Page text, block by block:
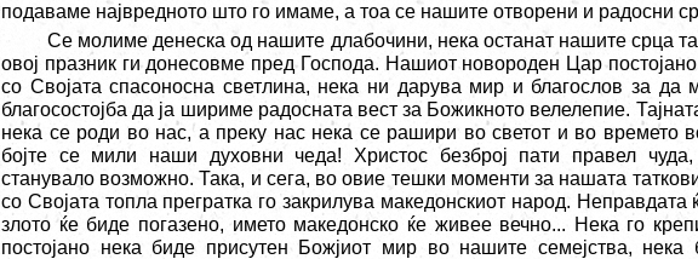
подаваме највредното што го имаме, а тоа се нашите отворени и радосни
Се молиме денеска од нашите длабочини, нека останат нашите срца
овој празник ги донесовме пред Господа. Нашиот новороден Цар
со Својата спасоносна светлина, нека ни дарува мир и благослов за да
благосостојба да ја шириме радосната вест за Божикното велелепие.
нека се роди во нас, а преку нас нека се рашири во светот и во времето
бојте се мили наши духовни чеда! Христос безброј пати правел
станувало возможно. Така, и сега, во овие тешки моменти за нашата
со Својата топла прегратка го закрилува македонскиот народ. Неправдата
злото ќе биде погазено, името македонско ќе живее вечно... Нека го
постојано нека биде присутен Божјиот мир во нашите семејства,